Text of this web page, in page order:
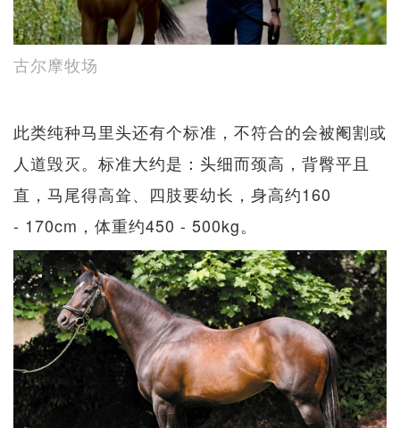
古尔摩牧场
此类纯种马里头还有个标准，不符合的会被阉割或
人道毁灭。标准大约是：头细而颈高，背臀平且
直，马尾得高耸、四肢要幼长，身高约160
- 170cm，体重约450 - 500kg。